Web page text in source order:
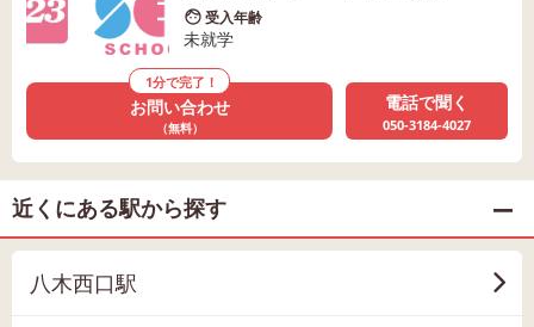
受入年齢
未就学
1分で完了！
お問い合わせ
（無料）
電話で聞く
050-3184-4027
近くにある駅から探す
八木西口駅